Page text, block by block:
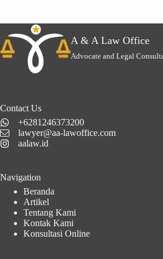
A & A Law Office
Advocate and Legal
Contact Us
+6281246373200
lawyer@aa-lawoffice.com
aalaw.id
Navigation
Beranda
Artikel
Tentang Kami
Kontak Kami
Konsultasi Online